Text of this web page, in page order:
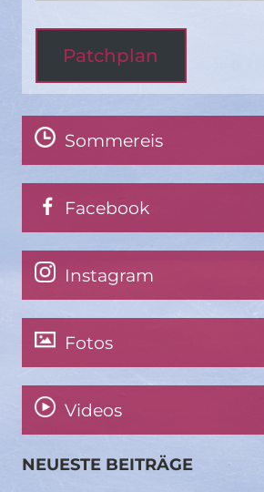
Patchplan
Sommereis
Facebook
Instagram
Fotos
Videos
NEUESTE BEITRÄGE